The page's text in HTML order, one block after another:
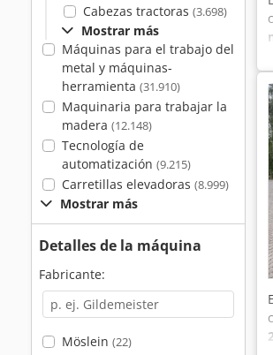
Cabezas tractoras (3.698)
Mostrar más
Máquinas para el trabajo del
metal y máquinas-
herramienta (31.910)
Maquinaria para trabajar la
madera (12.148)
Tecnología de
automatización (9.215)
Carretillas elevadoras (8.999)
Mostrar más
Detalles de la máquina
Fabricante:
Möslein (22)